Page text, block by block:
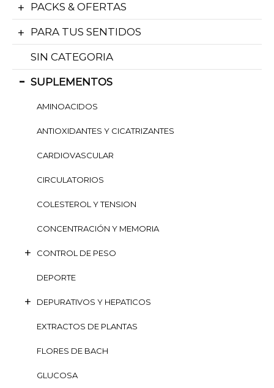
PACKS & OFERTAS
PARA TUS SENTIDOS
SIN CATEGORIA
SUPLEMENTOS
AMINOACIDOS
ANTIOXIDANTES Y CICATRIZANTES
CARDIOVASCULAR
CIRCULATORIOS
COLESTEROL Y TENSION
CONCENTRACIÓN Y MEMORIA
CONTROL DE PESO
DEPORTE
DEPURATIVOS Y HEPATICOS
EXTRACTOS DE PLANTAS
FLORES DE BACH
GLUCOSA